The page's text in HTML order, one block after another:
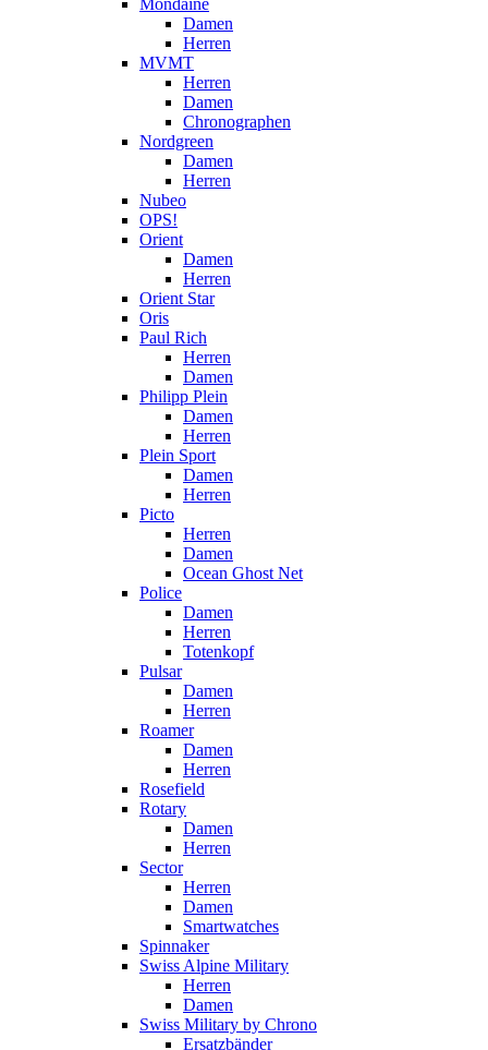
Mondaine
Damen
Herren
MVMT
Herren
Damen
Chronographen
Nordgreen
Damen
Herren
Nubeo
OPS!
Orient
Damen
Herren
Orient Star
Oris
Paul Rich
Herren
Damen
Philipp Plein
Damen
Herren
Plein Sport
Damen
Herren
Picto
Herren
Damen
Ocean Ghost Net
Police
Damen
Herren
Totenkopf
Pulsar
Damen
Herren
Roamer
Damen
Herren
Rosefield
Rotary
Damen
Herren
Sector
Herren
Damen
Smartwatches
Spinnaker
Swiss Alpine Military
Herren
Damen
Swiss Military by Chrono
Ersatzbänder